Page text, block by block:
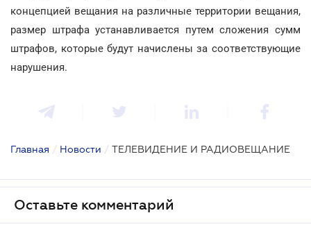
концепцией вещания на различные территории вещания,
размер штрафа устанавливается путем сложения сумм
штрафов, которые будут начислены за соответствующие
нарушения.
Главная / Новости / ТЕЛЕВИДЕНИЕ И РАДИОВЕЩАНИЕ
Оставьте комментарий